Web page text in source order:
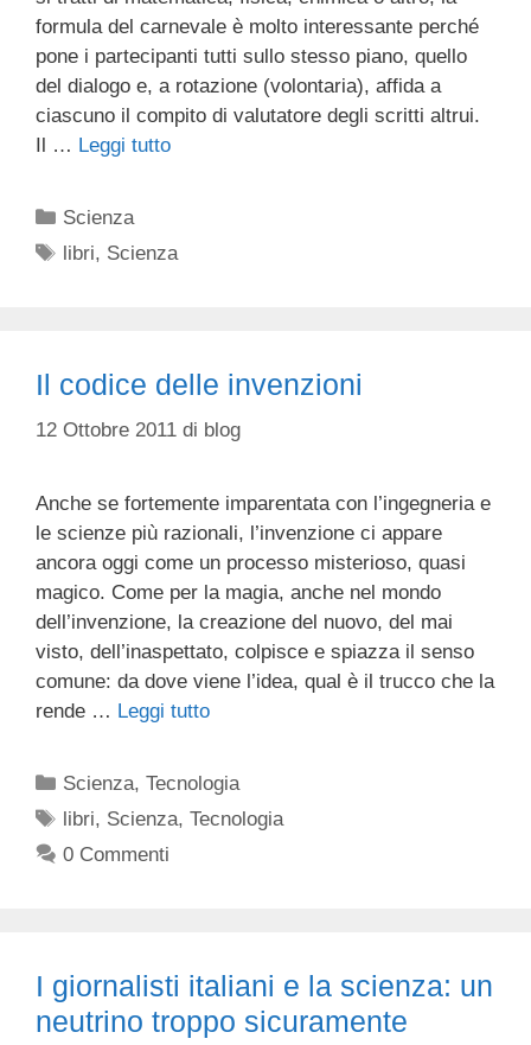
formula del carnevale è molto interessante perché
pone i partecipanti tutti sullo stesso piano, quello
del dialogo e, a rotazione (volontaria), affida a
ciascuno il compito di valutatore degli scritti altrui.
Il … Leggi tutto
Categorie
Scienza
Tag
libri, Scienza
Il codice delle invenzioni
12 Ottobre 2011 di blog
Anche se fortemente imparentata con l’ingegneria e
le scienze più razionali, l’invenzione ci appare
ancora oggi come un processo misterioso, quasi
magico. Come per la magia, anche nel mondo
dell’invenzione, la creazione del nuovo, del mai
visto, dell’inaspettato, colpisce e spiazza il senso
comune: da dove viene l’idea, qual è il trucco che la
rende … Leggi tutto
Categorie
Scienza,Tecnologia
Tag
libri, Scienza,Tecnologia
0 Commenti
I giornalisti italiani e la scienza: un
neutrino troppo sicuramente